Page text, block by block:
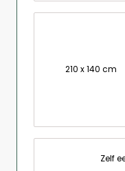
210 x 140 cm
Zelf